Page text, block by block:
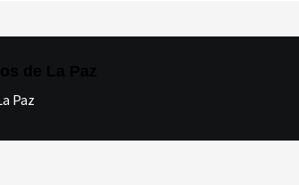
Paz